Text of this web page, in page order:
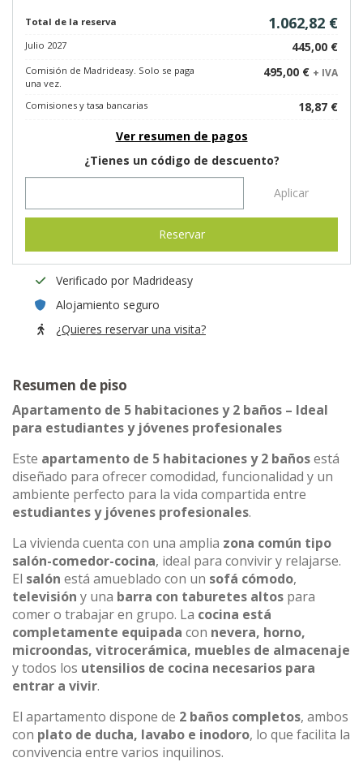
Total de la reserva 1.062,82 €
Julio 2027 445,00 €
Comisión de Madrideasy. Solo se paga
una vez.
495,00 € + IVA
Comisiones y tasa bancarias
18,87 €
Ver resumen de pagos
¿Tienes un código de descuento?
Aplicar
Reservar
Verificado por Madrideasy
Alojamiento seguro
¿Quieres reservar una visita?
Resumen de piso
Apartamento de 5 habitaciones y 2 baños – Ideal
para estudiantes y jóvenes profesionales
Este apartamento de 5 habitaciones y 2 bañosestá
diseñado para ofrecer comodidad, funcionalidad y un
ambiente perfecto para la vida compartida entre
estudiantes y jóvenes profesionales.
La vivienda cuenta con una amplia zona común tipo
salón-comedor-cocina, ideal para convivir y relajarse.
El salón está amueblado con un sofá cómodo,
televisión y una barra con taburetes altos para
comer o trabajar en grupo. La cocina está
completamente equipada con nevera, horno,
microondas, vitrocerámica, muebles de almacenaje
y todos los utensilios de cocina necesarios para
entrar a vivir.
El apartamento dispone de 2 baños completos, ambos
con plato de ducha, lavabo e inodoro, lo que facilita la
convivencia entre varios inquilinos.